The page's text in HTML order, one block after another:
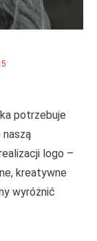
potrzebuje
logo –
kreatywne
wyróżnić